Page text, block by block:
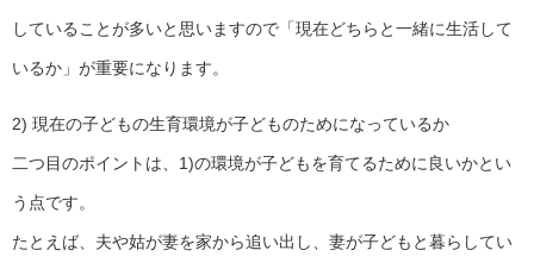
していることが多いと思いますので「現在どちらと一緒に生活して
いるか」が重要になります。
2) 現在の子どもの生育環境が子どものためになっているか
二つ目のポイントは、1)の環境が子どもを育てるために良いかとい
う点です。
たとえば、夫や姑が妻を家から追い出し、妻が子どもと暮らしてい